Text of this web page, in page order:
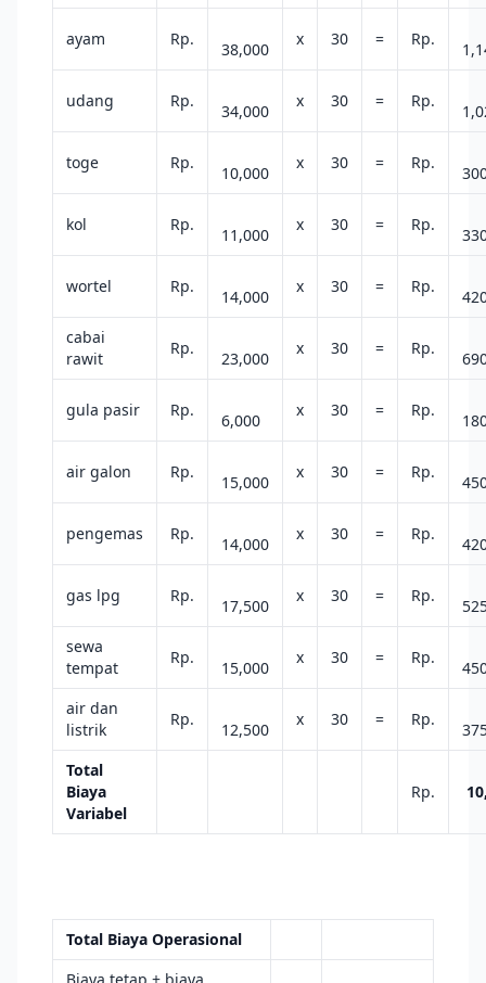
ayam Rp.
38,000
x 30 = Rp.
udang Rp.
34,000
x 30 = Rp.
toge Rp.
10,000
x 30 = Rp.
kol Rp.
11,000
x 30 = Rp.
wortel Rp.
14,000
x 30 = Rp.
cabai
rawit
Rp.
23,000
x 30 = Rp.
gula pasir Rp.
6,000
x 30 = Rp.
air galon Rp.
15,000
x 30 = Rp.
pengemas Rp.
14,000
x 30 = Rp.
gas lpg Rp.
17,500
x 30 = Rp.
sewa
tempat
Rp.
15,000
x 30 = Rp.
air dan
listrik
Rp.
12,500
x 30 = Rp.
Total
Biaya
Variabel
Rp.
Total Biaya Operasional